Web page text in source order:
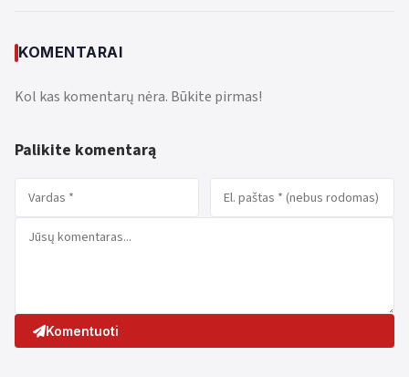
KOMENTARAI
Kol kas komentarų nėra. Būkite pirmas!
Palikite komentarą
Komentuoti